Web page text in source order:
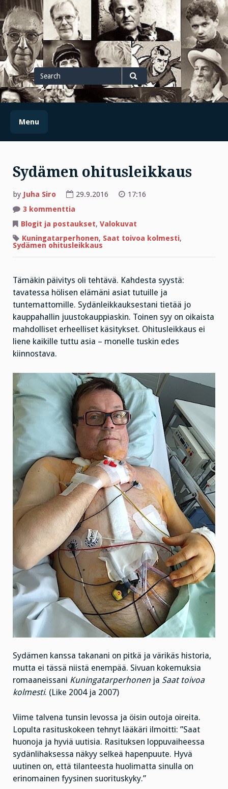
Skip
to
content
Search
for
Search
Menu
Sydämen ohitusleikkaus
by Juha Siro 29.9.2016
17:16
3 kommenttia
ohitusleikkaus
Blogit ja postaukset, Valokuvat
Kuningatarperhonen, Saat toivoa kolmesti,
Sydämen ohitusleikkaus
Tämäkin päivitys oli tehtävä. Kahdesta syystä:
tavatessa hölisen elämäni asiat tutuille ja
tuntemattomille. Sydänleikkauksestani tietää jo
kauppahallin juustokauppiaskin. Toinen syy on oikaista
mahdolliset erheelliset käsitykset. Ohitusleikkaus ei
liene kaikille tuttu asia – monelle tuskin edes
kiinnostava.
Sydämen kanssa takanani on pitkä ja värikäs historia,
mutta ei tässä niistä enempää. Sivuan kokemuksia
romaaneissani Kuningatarperhonen ja Saat toivoa
kolmesti. (Like 2004 ja 2007)
Viime talvena tunsin levossa ja öisin outoja oireita.
Lopulta rasituskokeen tehnyt lääkäri ilmoitti: ”Saat
huonoja ja hyviä uutisia. Rasituksen loppuvaiheessa
sydänlihaksessa näkyy selkeä hapenpuute. Hyvä
uutinen on, että tilanteesta huolimatta sinulla on
erinomainen fyysinen suorituskyky.”